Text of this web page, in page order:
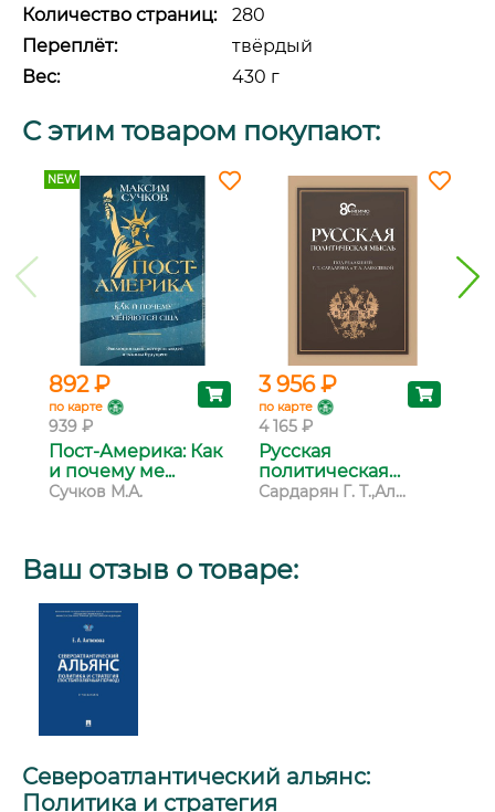
Количество страниц:
280
Переплёт:
твёрдый
Вес:
430 г
С этим товаром покупают:
NEW
892 ₽
по карте
939 ₽
Пост-Америка: Как
и почему ме...
Сучков М.А.
3 956 ₽
по карте
4 165 ₽
Русская
политическая
мысль: О...
Сардарян Г. Т.,Ал...
Ваш отзыв о товаре:
Североатлантический альянс:
Политика и стратегия